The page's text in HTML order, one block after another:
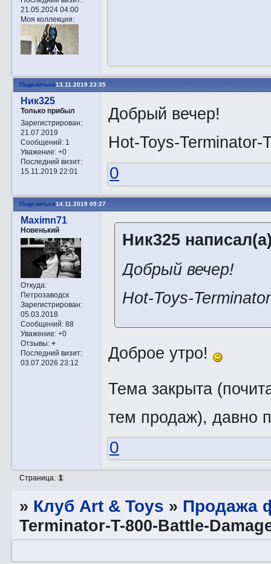
21.05.2024 04:00
Моя коллекция:
Поделиться13.11.2019 23:35
Ник325
Только прибыл
Зарегистрирован:
21.07.2019
Сообщений:1
Уважение: +0
Последний визит:
15.11.2019 22:01
Добрый вечер!
Hot-Toys-
0
Поделиться14.11.2019 09:27
Maximn71
Новенький
Откуда:
Петрозаводск
Зарегистрирован:
05.03.2018
Сообщений:88
Уважение: +0
Отзывы: +
Последний визит:
03.07.2026 23:12
Ник325
Добрый вечер!
Hot-Toys-
Доброе утро!
Тема закрыта
тем продаж), давно
0
Страница: 1
» Клуб Art & Toys » Продажа
Terminator-T-800-Battle-